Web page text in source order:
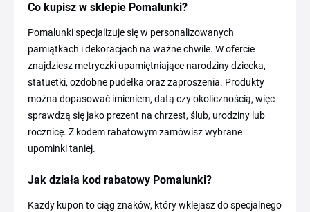
Co kupisz w sklepie Pomalunki?
Pomalunki specjalizuje się w personalizowanych
pamiątkach i dekoracjach na ważne chwile. W ofercie
znajdziesz metryczki upamiętniające narodziny dziecka,
statuetki, ozdobne pudełka oraz zaproszenia. Produkty
można dopasować imieniem, datą czy okolicznością, więc
sprawdzą się jako prezent na chrzest, ślub, urodziny lub
rocznicę. Z kodem rabatowym zamówisz wybrane
upominki taniej.
Jak działa kod rabatowy Pomalunki?
Każdy kupon to ciąg znaków, który wklejasz do specjalnego